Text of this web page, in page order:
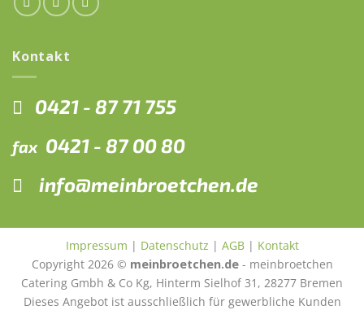
Kontakt
0421 - 87 71 755
fax 0421 - 87 00 80
info@meinbroetchen.de
Impressum | Datenschutz | AGB | Kontakt
Copyright 2026 © meinbroetchen.de- meinbroetchen
Catering Gmbh & Co Kg, Hinterm Sielhof 31, 28277 Bremen
Dieses Angebot ist ausschließlich für gewerbliche Kunden